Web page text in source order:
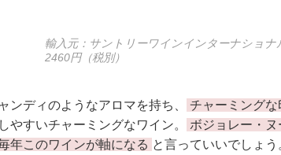
輸入元：サントリーワインインターナショナ
2460円（税別）
ンディのようなアロマを持ち、 チャーミングな
やすいチャーミングなワイン。
ボジョレー・
年このワインが軸になる と言っていいでしょ